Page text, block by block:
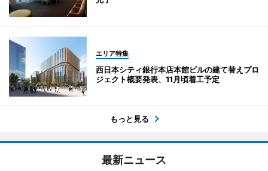
エリア特集
西日本シティ銀行本店本館ビルの建て替えプロ
ジェクト概要発表、11月頃着工予定
もっと見る
最新ニュース